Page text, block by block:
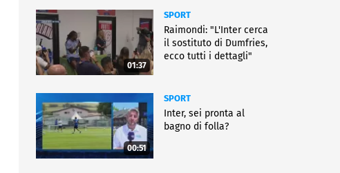
01:37
SPORT
Raimondi: "L'Inter cerca
il sostituto di Dumfries,
ecco tutti i dettagli"
00:51
SPORT
Inter, sei pronta al
bagno di folla?